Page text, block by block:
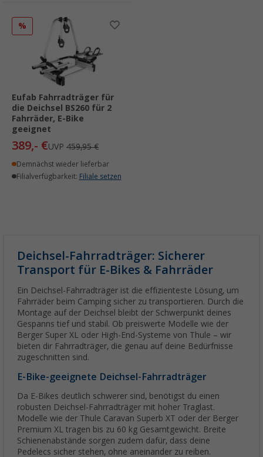
%
Eufab Fahrradträger für
die Deichsel BS260 für 2
Fahrräder, E-Bike
geeignet
389,- €UVP 459,95 €
Demnächst wieder lieferbar
Filialverfügbarkeit: Filiale setzen
Deichsel-Fahrradträger: Sicherer
Transport für E-Bikes & Fahrräder
Ein Deichsel-Fahrradträger ist die effizienteste Lösung, um
Fahrräder beim Camping sicher zu transportieren. Durch die
Montage auf der Deichsel bleibt der Schwerpunkt deines
Gespanns tief und stabil. Ob preiswerte Modelle wie der
Berger Super XL oder High-End-Systeme von Thule – wir
bieten dir Fahrradträger, die genau auf deine Bedürfnisse
zugeschnitten sind.
E-Bike-geeignete Deichsel-Fahrradträger
Da E-Bikes deutlich schwerer sind, benötigst du einen
robusten Deichsel-Fahrradträger mit hoher Traglast.
Modelle wie der Thule Caravan Superb XT oder der Berger
Premium XL tragen bis zu 60 kg Gesamtgewicht. Breite
Schienenabstände sorgen zudem dafür, dass deine
Pedelecs sicher stehen, ohne aneinander zu reiben.